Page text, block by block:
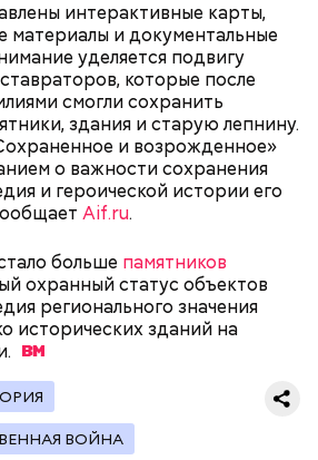
интерактивные карты,
материалы и документальные
уделяется подвигу
которые после
смогли сохранить
здания и старую лепнину.
и возрожденное»
о важности сохранения
и героической истории его
Aif.ru.
больше памятников
охранный статус объектов
регионального значения
исторических зданий на
ВОЙНА
кубиками, нужно легко
К ним добавляются зелень
и оливковое масло.
вкусно, — поделился рецептом
много сахара, который
С одной стороны — это
дает энергию. Но важно
дынями не нужно сильно
как и арбузами, людям с
и лишним весом, —